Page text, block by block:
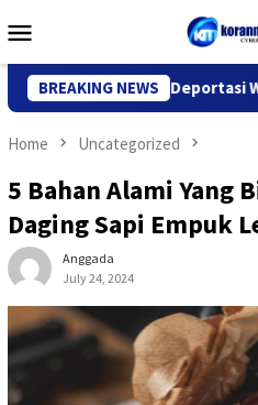
to
Menu
BREAKING NEWS
Kediri Deportasi WN
Home Uncategorized
5 Bahan Alami Yang
Daging Sapi Empuk
Anggada
July 24, 2024